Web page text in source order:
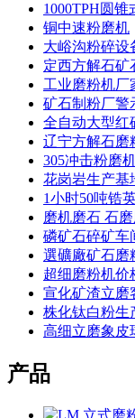
1000TPH圆锥
铜中速粉磨机
大峪沟粉碎设
定西方解石矿
工业磨粉机厂
矿石制粉厂警
全自动大型红
辽宁方解石磨
305冲击粉磨
花岗岩生产基
1小时50吨锆
磨机磨石 石
磷矿石碎矿车
選礦廠矿石磨
超细磨粉机价
宣化矿渣立磨
株化钛白粉生
高细立磨象皮
产品